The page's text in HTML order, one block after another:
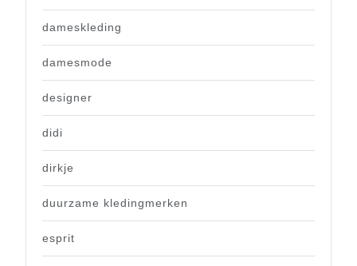
dameskleding
damesmode
designer
didi
dirkje
duurzame kledingmerken
esprit